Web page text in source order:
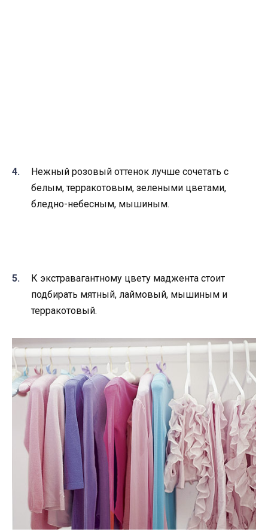
Нежный розовый оттенок лучше сочетать с
белым, терракотовым, зелеными цветами,
бледно-небесным, мышиным.
К экстравагантному цвету маджента стоит
подбирать мятный, лаймовый, мышиным и
терракотовый.